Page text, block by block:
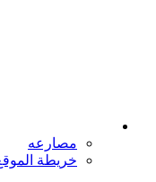
مصارعه
خريطة